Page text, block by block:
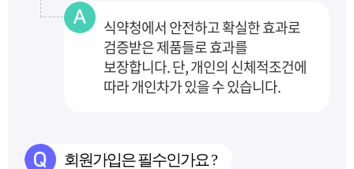
식약청에서 안전하고 확실한 효과로
검증받은 제품들로 효과를
보장합니다.단, 개인의 신체적조건에
따라 개인차가 있을 수 있습니다.
회원가입은 필수인가요 ?